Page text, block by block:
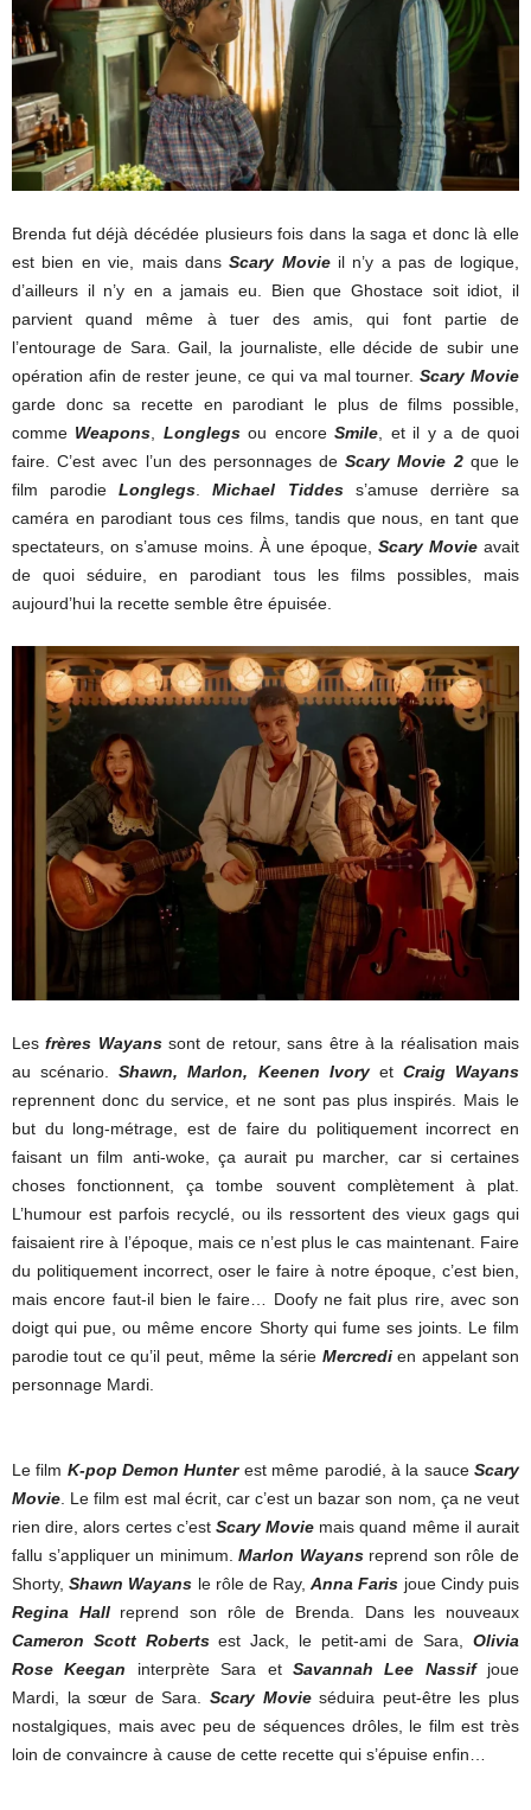
Brenda fut déjà décédée plusieurs fois dans la saga et donc là elle
est bien en vie, mais dansScary Movieil n’y a pas de logique,
d’ailleurs il n’y en a jamais eu. Bien que Ghostace soit idiot, il
parvient quand même à tuer des amis, qui font partie de
l’entourage de Sara. Gail, la journaliste, elle décide de subir une
opération afin de rester jeune, ce qui va mal tourner.Scary Movie
garde donc sa recette en parodiant le plus de films possible,
comme Weapons Longlegsou encoreSmile , et il y a de quoi
faire. C’est avec l’un des personnages deScary Movie 2que le
film parodieLonglegs .Michael Tiddess’amuse derrière sa
caméra en parodiant tous ces films, tandis que nous, en tant que
spectateurs, on s’amuse moins. À une époque, Scary Movie avait
de quoi séduire, en parodiant tous les films possibles, mais
aujourd’hui la recette semble être épuisée.
Lesfrères Wayanssont de retour, sans être à la réalisation mais
au scénario.Shawn, Marlon, Keenen Ivoryet Craig Wayans
reprennent donc du service, et ne sont pas plus inspirés. Mais le
but du long-métrage, est de faire du politiquement incorrect en
faisant un film anti-woke, ça aurait pu marcher, car si certaines
choses fonctionnent, ça tombe souvent complètement à plat.
L’humour est parfois recyclé, ou ils ressortent des vieux gags qui
faisaient rire à l’époque, mais ce n’est plus le cas maintenant. Faire
du politiquement incorrect, oser le faire à notre époque, c’est bien,
mais encore faut-il bien le faire… Doofy ne fait plus rire, avec son
doigt qui pue, ou même encore Shorty qui fume ses joints. Le film
parodie tout ce qu’il peut, même la série Mercredien appelant son
personnage Mardi.
Le film K-pop Demon Hunterest même parodié, à la sauceScary
Movie. Le film est mal écrit, car c’est un bazar son nom, ça ne veut
rien dire, alors certes c’est Scary Movie mais quand même il aurait
fallu s’appliquer un minimum.Marlon Wayansreprend son rôle de
Shorty,Shawn Wayans le rôle de Ray,Anna Faris joue Cindy puis
Regina Hallreprend son rôle de Brenda. Dans les nouveaux
Cameron Scott Robertsest Jack, le petit-ami de Sara,Olivia
Rose Keegan
interprète Sara et Savannah Lee Nassif
joue
Mardi, la sœur de Sara. Scary Movieséduira peut-être les plus
nostalgiques, mais avec peu de séquences drôles, le film est très
loin de convaincre à cause de cette recette qui s’épuise enfin…